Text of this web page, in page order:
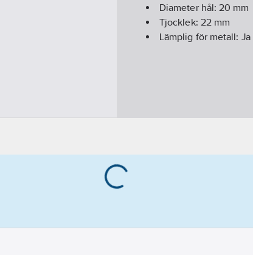
Diameter hål:20 mm
Tjocklek: 22mm
Lämplig för metall: Ja